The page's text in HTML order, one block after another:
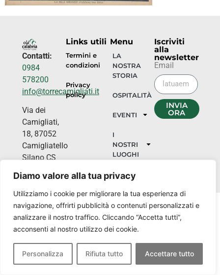
Diamo valore alla tua privacy
Utilizziamo i cookie per migliorare la tua esperienza di
navigazione, offrirti pubblicità o contenuti personalizzati e
analizzare il nostro traffico. Cliccando “Accetta tutti”,
acconsenti al nostro utilizzo dei cookie.
Personalizza Rifiuta tutto Accettare tutto
Contatti:
0984
578200
info@torrecamigliati.it
Via dei
Camigliati,
18, 87052
Camigliatello
Silano CS
Links utili
Termini e
condizioni
Privacy
policy
Menu
LA
NOSTRA
STORIA
OSPITALITÀ
EVENTI
I
NOSTRI
LUOGHI
Iscriviti
alla
newsletter
Email
INVIA
ORA